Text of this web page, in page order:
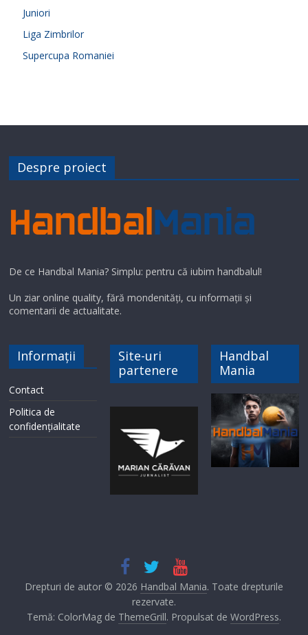
Juniori
Liga Zimbrilor
Supercupa Romaniei
Despre proiect
De ce Handbal Mania? Simplu: pentru că iubim handbalul!
Un ziar online quality, fără mondenități, cu informații și
comentarii de actualitate.
Informații
Contact
Politica de
confidențialitate
Site-uri
partenere
Handbal
Mania
Drepturi de autor © 2026 Handbal Mania. Toate drepturile
rezervate.
Temă: ColorMag de ThemeGrill. Propulsat de WordPress.